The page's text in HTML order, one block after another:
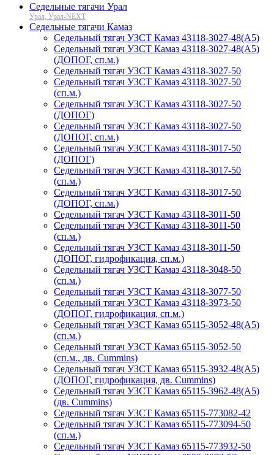
Седельные тягачи Урал
Урал, Урал-NEXT
Седельные тягачи Камаз
Седельный тягач УЗСТ Камаз 43118-3027-48(A5)
Седельный тягач УЗСТ Камаз 43118-3027-48(A5)
(ДОПОГ, сп.м.)
Седельный тягач УЗСТ Камаз 43118-3027-50
Седельный тягач УЗСТ Камаз 43118-3027-50
(сп.м.)
Седельный тягач УЗСТ Камаз 43118-3027-50
(ДОПОГ)
Седельный тягач УЗСТ Камаз 43118-3027-50
(ДОПОГ, сп.м.)
Седельный тягач УЗСТ Камаз 43118-3017-50
(ДОПОГ)
Седельный тягач УЗСТ Камаз 43118-3017-50
(сп.м.)
Седельный тягач УЗСТ Камаз 43118-3017-50
(ДОПОГ, сп.м.)
Седельный тягач УЗСТ Камаз 43118-3011-50
Седельный тягач УЗСТ Камаз 43118-3011-50
(сп.м.)
Седельный тягач УЗСТ Камаз 43118-3011-50
(ДОПОГ, гидрофикация, сп.м.)
Седельный тягач УЗСТ Камаз 43118-3048-50
(сп.м.)
Седельный тягач УЗСТ Камаз 43118-3077-50
Седельный тягач УЗСТ Камаз 43118-3973-50
(ДОПОГ, гидрофикация, сп.м.)
Седельный тягач УЗСТ Камаз 65115-3052-48(А5)
(сп.м.)
Седельный тягач УЗСТ Камаз 65115-3052-50
(сп.м., дв. Cummins)
Седельный тягач УЗСТ Камаз 65115-3932-48(А5)
(ДОПОГ, гидрофикация, дв. Cummins)
Седельный тягач УЗСТ Камаз 65115-3962-48(A5)
(дв. Cummins)
Седельный тягач УЗСТ Камаз 65115-773082-42
Седельный тягач УЗСТ Камаз 65115-773094-50
(сп.м.)
Седельный тягач УЗСТ Камаз 65115-773932-50